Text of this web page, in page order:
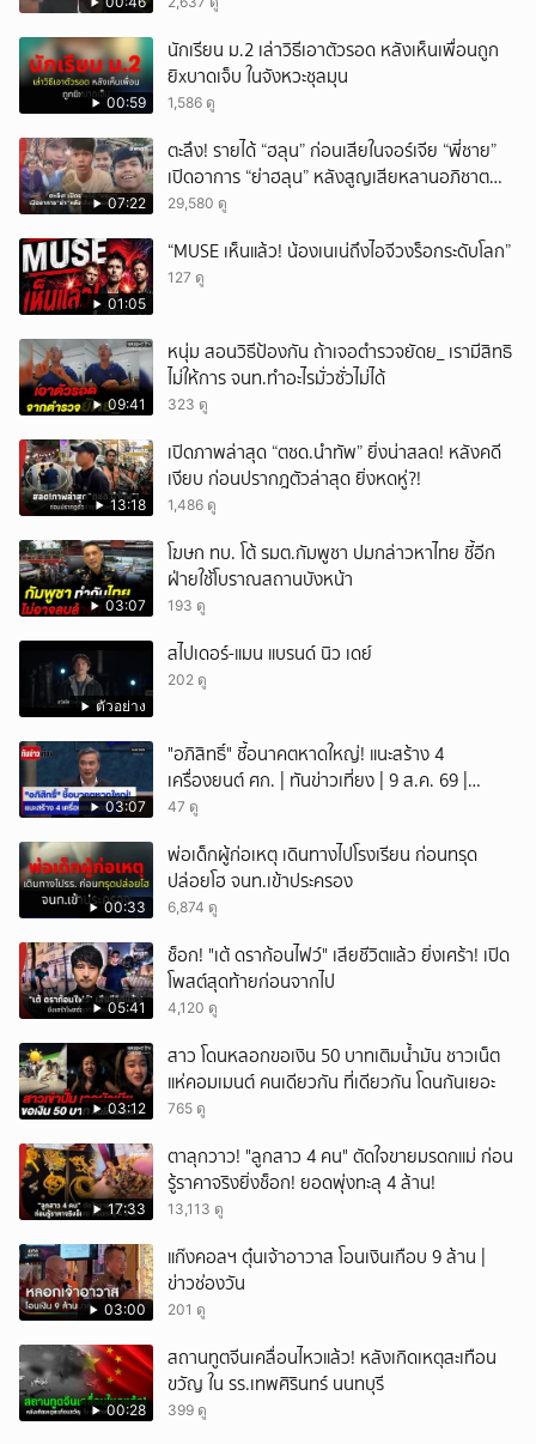
00:59
นักเรียน ม.2 เล่าวิธีเอาตัวรอด หลังเห็นเพื่อนถูก
ยิxบาดเจ็บ ในจังหวะชุลมุน
1,586 ดู
07:22
ตะลึง! รายได้ “ฮลุน” ก่อนเสียในจอร์เจีย “พี่ชาย”
เปิดอาการ “ย่าฮลุน” หลังสูญเสียหลานอภิชาต
บุตร!
29,580 ดู
01:05
“MUSE เห็นแล้ว! น้องเนเน่ถึงไอจีวงร็อกระดับโลก”
127 ดู
09:41
หนุ่ม สอนวิธีป้องกัน ถ้าเจอตำรวจยัดย_ เรามีสิทธิ
ไม่ให้การ จนท.ทำอะไรมั่วซั่วไม่ได้
323 ดู
13:18
เปิดภาพล่าสุด “ตชด.นำทัพ” ยิ่งน่าสลด! หลังคดี
เงียบ ก่อนปรากฎตัวล่าสุด ยิ่งหดหู่?!
1,486 ดู
03:07
โฆษก ทบ. โต้ รมต.กัมพูชา ปมกล่าวหาไทย ชี้อีก
ฝ่ายใช้โบราณสถานบังหน้า
193 ดู
ตัวอย่าง
สไปเดอร์-แมน แบรนด์ นิว เดย์
202 ดู
03:07
"อภิสิทธิ์" ชี้อนาคตหาดใหญ่! แนะสร้าง 4
เครื่องยนต์ ศก. | ทันข่าวเที่ยง | 9 ส.ค. 69 |
NationTV22
47 ดู
00:33
พ่อเด็กผู้ก่อเหตุ เดินทางไปโรงเรียน ก่อนทรุด
ปล่อยโฮ จนท.เข้าประครอง
6,874 ดู
05:41
ช็อก! "เต้ ดราก้อนไฟว์" เสียชีวิตแล้ว ยิ่งเศร้า! เปิด
โพสต์สุดท้ายก่อนจากไป
4,120 ดู
03:12
สาว โดนหลอกขอเงิน 50 บาทเติมน้ำมัน ชาวเน็ต
แห่คอมเมนต์ คนเดียวกัน ที่เดียวกัน โดนกันเยอะ
765 ดู
17:33
ตาลุกวาว! "ลูกสาว 4 คน" ตัดใจขายมรดกแม่ ก่อน
รู้ราคาจริงยิ่งช็อก! ยอดพุ่งทะลุ 4 ล้าน!
13,113 ดู
03:00
แก๊งคอลฯ ตุ๋นเจ้าอาวาส โอนเงินเกือบ 9 ล้าน |
ข่าวช่องวัน
201 ดู
00:28
สถานทูตจีนเคลื่อนไหวแล้ว! หลังเกิดเหตุสะเทือน
ขวัญ ใน รร.เทพศิรินทร์ นนทบุรี
399 ดู